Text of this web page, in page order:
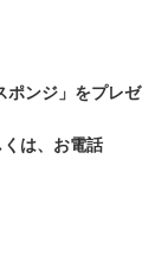
ポンジ」をプレゼ
くは、お電話